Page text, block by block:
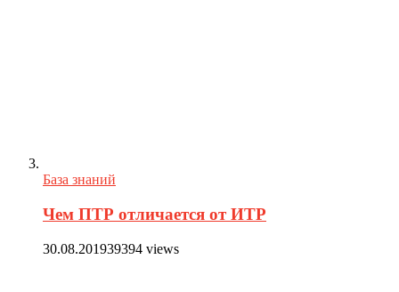
База знаний
Чем ПТР отличается от ИТР
30.08.201939394 views